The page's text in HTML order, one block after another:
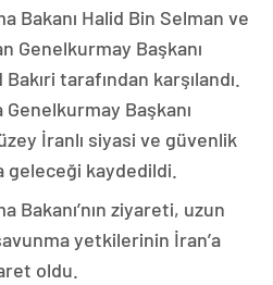
Bakanı Halid Bin Selman ve
Genelkurmay Başkanı
tarafından karşılandı.
Genelkurmay Başkanı
İranlı siyasi ve güvenlik
kaydedildi.
Bakanı’nın ziyareti, uzun
yetkilerinin İran’a
oldu.